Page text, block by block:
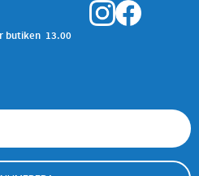
butiken 13.00